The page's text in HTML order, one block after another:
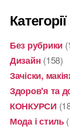
Категорії
Без рубрики
Дизайн (158)
Зачіски,
Здоров'я та
КОНКУРСИ
Мода і стиль